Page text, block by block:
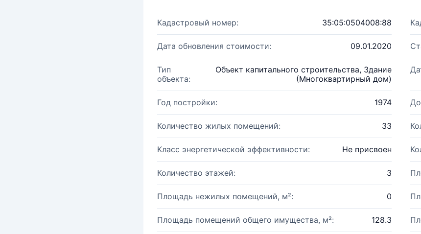
Кадастровый номер: 35:05:0504008:88
Дата обновления стоимости: 09.01.2020
Тип
объекта:
Объект капитального строительства, Здание
(Многоквартирный дом)
Год постройки: 1974
Количество жилых помещений: 33
Класс энергетической эффективности: Не присвоен
Количество этажей: 3
Площадь нежилых помещений, м²: 0
Площадь помещений общего имущества, м²: 128.3